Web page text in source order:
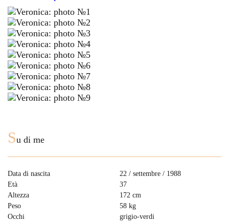
Su di me
Data di nascita
22 / settembre / 1988
Età
37
Altezza
172 cm
Peso
58 kg
Occhi
grigio-verdi